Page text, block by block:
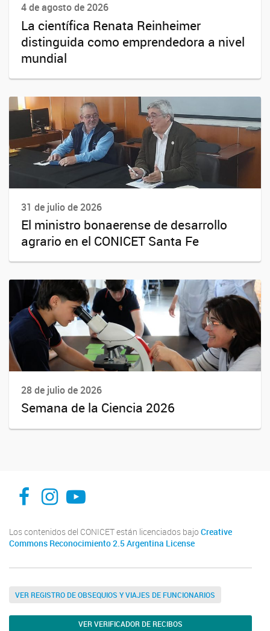
4 de agosto de 2026
La científica Renata Reinheimer
distinguida como emprendedora a nivel
mundial
31 de julio de 2026
El ministro bonaerense de desarrollo
agrario en el CONICET Santa Fe
28 de julio de 2026
Semana de la Ciencia 2026
facebook
instagram
Youtube
Los contenidos del CONICET están licenciados bajo Creative
Commons Reconocimiento 2.5 Argentina License
VER REGISTRO DE OBSEQUIOS Y VIAJES DE FUNCIONARIOS
VER VERIFICADOR DE RECIBOS